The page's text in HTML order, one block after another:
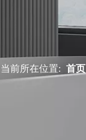
当前所在位置: 首页